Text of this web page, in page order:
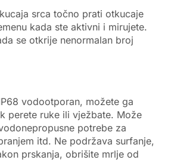
srca točno prati otkucaje
kada ste aktivni i mirujete.
se otkrije nenormalan broj
vodootporan, možete ga
perete ruke ili vježbate. Može
potrebe za
itd. Ne podržava surfanje,
prskanja, obrišite mrlje od